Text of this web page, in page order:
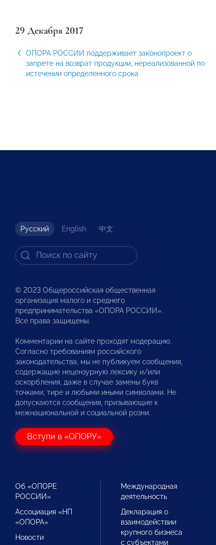
29 Декабря 2017
ОПОРА РОССИИ поддерживает законопроект о
запрете на возврат продукции, нереализованной по
истечении определенного срока
Русский English 中文
© 2023 Общероссийская общественная
организация малого и среднего
предпринимательства «ОПОРА РОССИИ».
Все права защищены.
Комментарии на сайте проходят модерацию.
Согласно требованиям российского
законодательства, мы не публикуем сообщения,
содержащие нецензурную лексику и/или
оскорбления, даже в случае замены букв
точками, тире и любыми иными символами. Не
допускаются сообщения, призывающие к
межнациональной и социальной розни.
Вступи в «ОПОРУ»
Об «ОПОРЕ
РОССИИ»
Ассоциация «НП
«ОПОРА»
Новости
Международная
деятельность
Декларация о
взаимодействии
крупного бизнеса
с субъектами